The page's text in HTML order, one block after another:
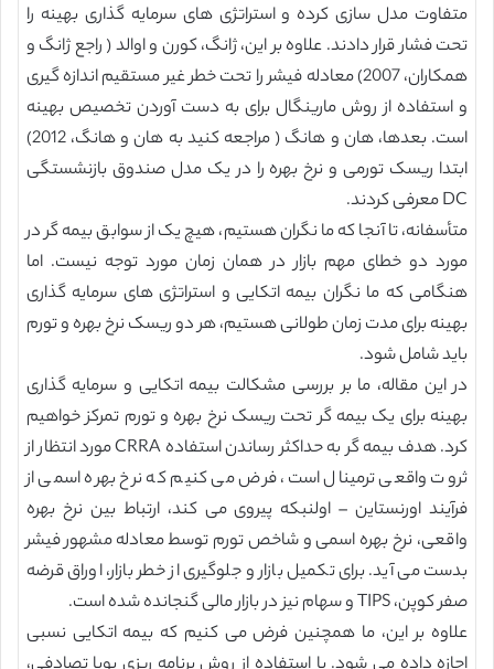
متفاوت مدل سازی کرده و استراتژی های سرمایه گذاری بهینه را
تحت فشار قرار دادند. علاوه بر این، ژانگ، کورن و اوالد ( راجع ژانگ و
همکاران، 2007) معادله فیشر را تحت خطر غیر مستقیم اندازه گیری
و استفاده از روش مارینگال برای به دست آوردن تخصیص بهینه
است. بعدها، هان و هانگ ( مراجعه کنید به هان و هانگ، 2012)
ابتدا ریسک تورمی و نرخ بهره را در یک مدل صندوق بازنشستگی
DC معرفی کردند.
متأسفانه، تا آنجا که ما نگران هستیم، هیچ یک از سوابق بیمه گر در
مورد دو خطای مهم بازار در همان زمان مورد توجه نیست. اما
هنگامی که ما نگران بیمه اتکایی و استراتژی های سرمایه گذاری
بهینه برای مدت زمان طولانی هستیم، هر دو ریسک نرخ بهره و تورم
باید شامل شود.
در این مقاله، ما بر بررسی مشکالت بیمه اتکایی و سرمایه گذاری
بهینه برای یک بیمه گر تحت ریسک نرخ بهره و تورم تمرکز خواهیم
کرد. هدف بیمه گر به حداکثر رساندن استفاده CRRA مورد انتظار از
ثروت واقعی ترمینال است، فرض می کنیم که نرخ بهره اسمی از
فرآیند اورنستاین – اولنبکه پیروی می کند، ارتباط بین نرخ بهره
واقعی، نرخ بهره اسمی و شاخص تورم توسط معادله مشهور فیشر
بدست می آید. برای تکمیل بازار و جلوگیری از خطر بازار، اوراق قرضه
صفر کوپن، TIPS و سهام نیز در بازار مالی گنجانده شده است.
علاوه بر این، ما همچنین فرض می کنیم که بیمه اتکایی نسبی